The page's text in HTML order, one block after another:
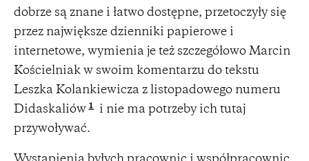
dobrze są znane i łatwo dostępne, przetoczyły się
przez największe dzienniki papierowe i
internetowe, wymienia je też szczegółowo Marcin
Kościelniak w swoim komentarzu do tekstu
Leszka Kolankiewicza z listopadowego numeru
Didaskaliów 1
i nie ma potrzeby ich tutaj
przywoływać.